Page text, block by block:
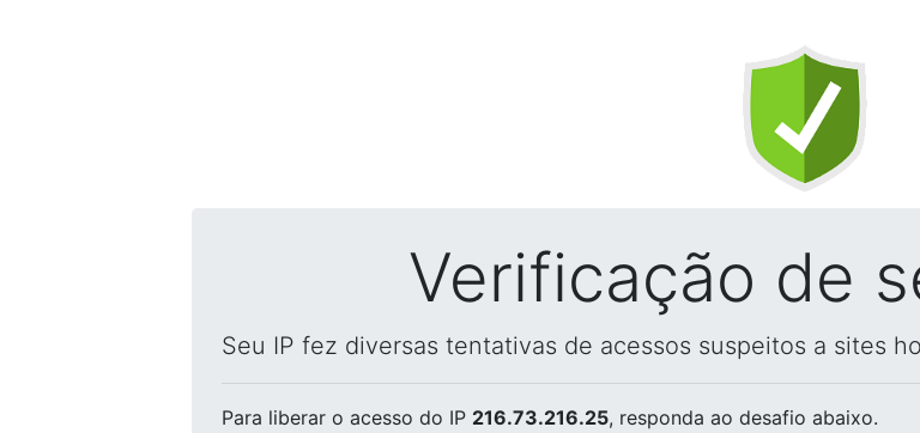
Verificação de
Seu IP fez diversas tentativas de acessos suspeitos a sites
Para liberar o acesso do IP 216.73.216.25, responda ao desafio abaixo.